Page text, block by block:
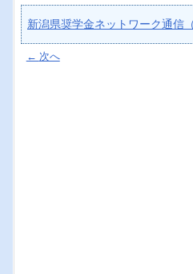
新潟県奨学金ネットワーク通信
← 次へ